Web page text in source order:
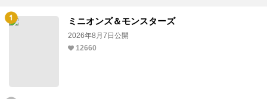
ミニオンズ＆モンスターズ
2026年8月7日公開
12660